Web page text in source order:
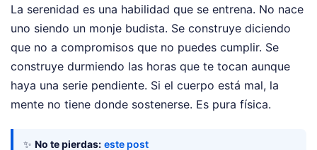
La serenidad es una habilidad que se entrena. No nace
uno siendo un monje budista. Se construye diciendo
que no a compromisos que no puedes cumplir. Se
construye durmiendo las horas que te tocan aunque
haya una serie pendiente. Si el cuerpo está mal, la
mente no tiene donde sostenerse. Es pura física.
✨ No te pierdas: este post